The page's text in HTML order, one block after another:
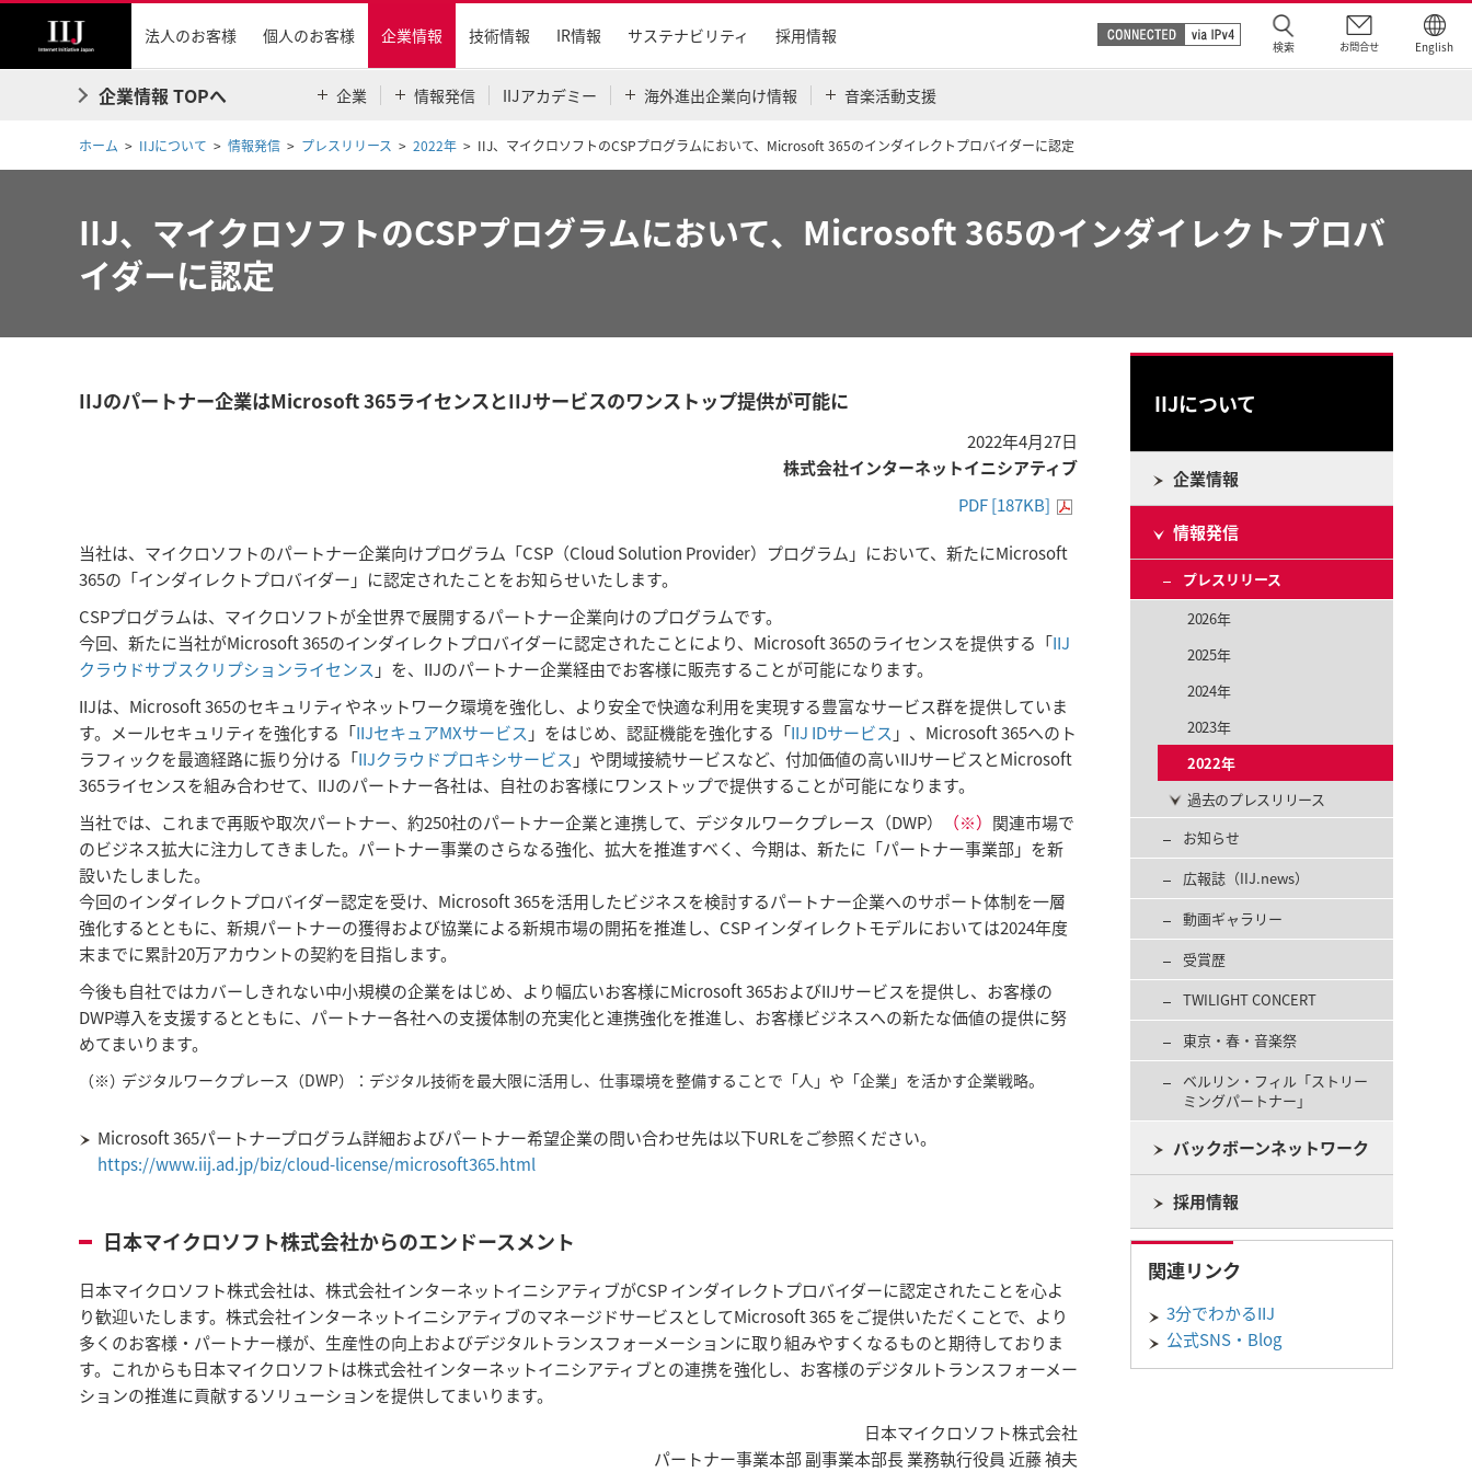
法人のお客様 個人のお客様 企業情報 技術情報 IR情報 サステナビリティ 採用情報
検索 お問合せ English
企業情報 TOPへ 企業 情報発信 IIJアカデミー 海外進出企業向け情報 音楽活動支援
ホーム IIJについて 情報発信 プレスリリース 2022年 IIJ、マイクロソフトのCSPプログラムにおいて、Microsoft 365のインダイレクトプロバイダーに認定
IIJ、マイクロソフトのCSPプログラムにおいて、Microsoft 365のインダイレクトプロバ
イダーに認定
IIJのパートナー企業はMicrosoft 365ライセンスとIIJサービスのワンストップ提供が可能に
2022年4月27日
株式会社インターネットイニシアティブ
PDF [187KB]
当社は、マイクロソフトのパートナー企業向けプログラム「CSP（Cloud Solution Provider）プログラム」において、新たにMicrosoft
365の「インダイレクトプロバイダー」に認定されたことをお知らせいたします。
CSPプログラムは、マイクロソフトが全世界で展開するパートナー企業向けのプログラムです。
今回、新たに当社がMicrosoft 365のインダイレクトプロバイダーに認定されたことにより、Microsoft 365のライセンスを提供する「IIJ
クラウドサブスクリプションライセンス 」を、IIJのパートナー企業経由でお客様に販売することが可能になります。
IIJは、Microsoft 365のセキュリティやネットワーク環境を強化し、より安全で快適な利用を実現する豊富なサービス群を提供していま
す。メールセキュリティを強化する「IIJセキュアMXサービス 」をはじめ、認証機能を強化する「IIJ IDサービス 」、Microsoft 365へのト
ラフィックを最適経路に振り分ける「IIJクラウドプロキシサービス 」や閉域接続サービスなど、付加価値の高いIIJサービスとMicrosoft
365ライセンスを組み合わせて、IIJのパートナー各社は、自社のお客様にワンストップで提供することが可能になります。
当社では、これまで再販や取次パートナー、約250社のパートナー企業と連携して、デジタルワークプレース（DWP）
（※） 関連市場で
のビジネス拡大に注力してきました。パートナー事業のさらなる強化、拡大を推進すべく、今期は、新たに「パートナー事業部」を新
設いたしました。
今回のインダイレクトプロバイダー認定を受け、Microsoft 365を活用したビジネスを検討するパートナー企業へのサポート体制を一層
強化するとともに、新規パートナーの獲得および協業による新規市場の開拓を推進し、CSP インダイレクトモデルにおいては2024年度
末までに累計20万アカウントの契約を目指します。
今後も自社ではカバーしきれない中小規模の企業をはじめ、より幅広いお客様にMicrosoft 365およびIIJサービスを提供し、お客様の
DWP導入を支援するとともに、パートナー各社への支援体制の充実化と連携強化を推進し、お客様ビジネスへの新たな価値の提供に努
めてまいります。
（※）デジタルワークプレース（DWP）：デジタル技術を最大限に活用し、仕事環境を整備することで「人」や「企業」を活かす企業戦略。
Microsoft 365パートナープログラム詳細およびパートナー希望企業の問い合わせ先は以下URLをご参照ください。
https://www.iij.ad.jp/biz/cloud-license/microsoft365.html
日本マイクロソフト株式会社からのエンドースメント
日本マイクロソフト株式会社は、株式会社インターネットイニシアティブがCSP インダイレクトプロバイダーに認定されたことを心よ
り歓迎いたします。株式会社インターネットイニシアティブのマネージドサービスとしてMicrosoft 365 をご提供いただくことで、より
多くのお客様・パートナー様が、生産性の向上およびデジタルトランスフォーメーションに取り組みやすくなるものと期待しておりま
す。これからも日本マイクロソフトは株式会社インターネットイニシアティブとの連携を強化し、お客様のデジタルトランスフォーメー
ションの推進に貢献するソリューションを提供してまいります。
日本マイクロソフト株式会社
パートナー事業本部 副事業本部長 業務執行役員 近藤 禎夫
IIJについて
企業情報
情報発信
プレスリリース
2026年
2025年
2024年
2023年
2022年
過去のプレスリリース
お知らせ
広報誌（IIJ.news）
動画ギャラリー
受賞歴
TWILIGHT CONCERT
東京・春・音楽祭
ベルリン・フィル「ストリー
ミングパートナー」
バックボーンネットワーク
採用情報
関連リンク
3分でわかるIIJ
公式SNS・Blog